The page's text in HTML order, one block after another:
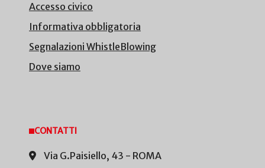
Accesso civico
Informativa obbligatoria
Segnalazioni WhistleBlowing
Dove siamo
CONTATTI
Via G.Paisiello, 43 - ROMA